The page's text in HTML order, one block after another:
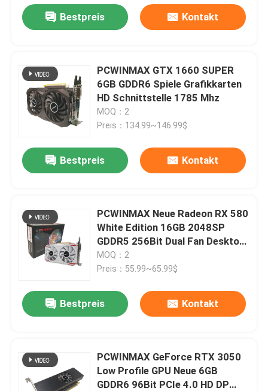
Bestpreis Kontakt
PCWINMAX GTX 1660 SUPER
6GB GDDR6 Spiele Grafikkarten
HD Schnittstelle 1785 Mhz
MOQ：2
Preis：134.99~146.99$
Bestpreis Kontakt
PCWINMAX Neue Radeon RX 580
White Edition 16GB 2048SP
GDDR5 256Bit Dual Fan Desktop
Grafikkarte mit HD DVI DP Port
GPU
MOQ：2
Preis：55.99~65.99$
Bestpreis Kontakt
PCWINMAX GeForce RTX 3050
Low Profile GPU Neue 6GB
GDDR6 96Bit PCIe 4.0 HD DP